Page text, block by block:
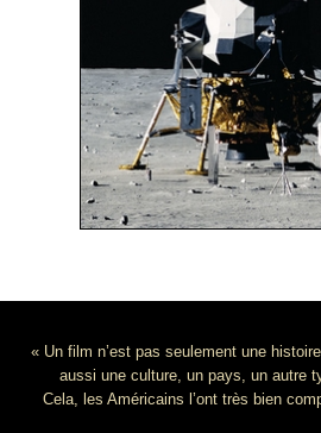
« Un film n’est pas seulement une
aussi une culture, un pays, un autre
Cela, les Américains l’ont très bien